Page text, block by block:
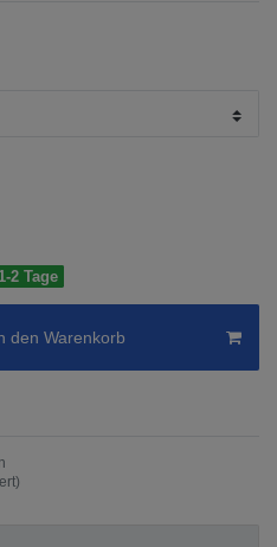
2 Tage
den Warenkorb